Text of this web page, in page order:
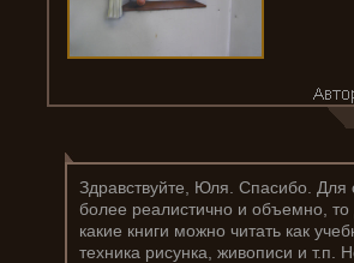
Здравствуйте, Юля. Спасибо. Для
более реалистично и объемно,
какие книги можно читать как
техника рисунка, живописи и т.п.